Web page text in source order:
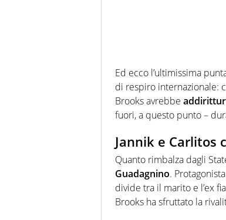
Ed ecco l’ultimissima
di respiro internazionale:
Brooks avrebbe
fuori, a questo punto –
Jannik e Carlitos
Quanto rimbalza dagli
Guadagnino.
divide tra il marito e l’ex
Brooks ha sfruttato la